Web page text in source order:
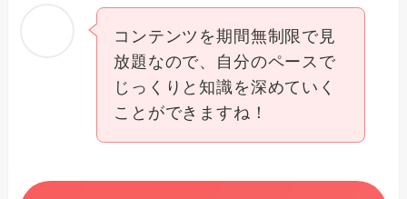
コンテンツを期間無制限で見
放題なので、自分のペースで
じっくりと知識を深めていく
ことができますね！